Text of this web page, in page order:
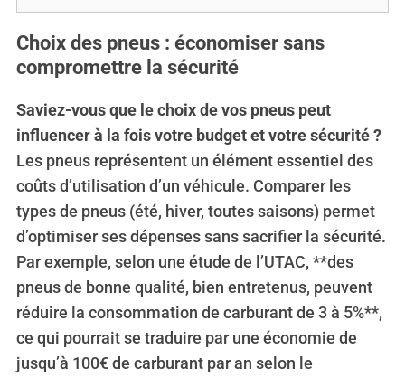
Choix des pneus : économiser sans
compromettre la sécurité
Saviez-vous que le choix de vos pneus peut
influencer à la fois votre budget et votre sécurité ?
Les pneus représentent un élément essentiel des
coûts d’utilisation d’un véhicule. Comparer les
types de pneus (été, hiver, toutes saisons) permet
d’optimiser ses dépenses sans sacrifier la sécurité.
Par exemple, selon une étude de l’UTAC, **des
pneus de bonne qualité, bien entretenus, peuvent
réduire la consommation de carburant de 3 à 5%**,
ce qui pourrait se traduire par une économie de
jusqu’à 100€ de carburant par an selon le